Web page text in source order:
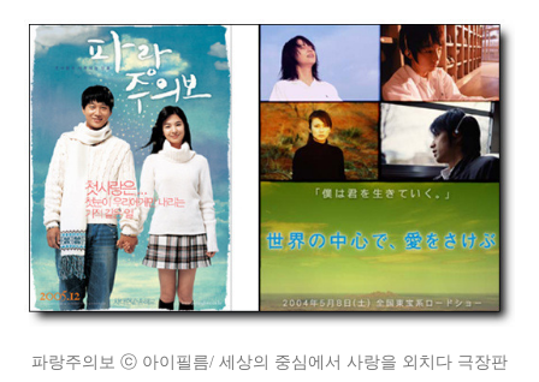
파랑주의보 ⓒ 아이필름/ 세상의 중심에서 사랑을 외치다 극장판